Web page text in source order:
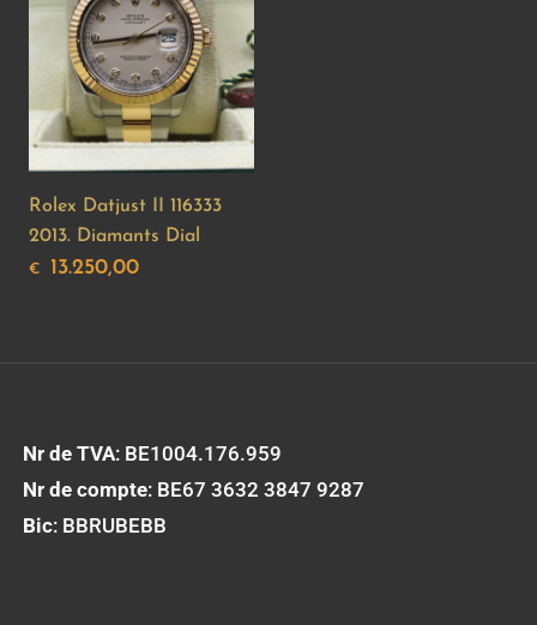
Rolex Datjust II 116333
2013. Diamants Dial
€ 13.250,00
Nr de TVA: BE1004.176.959
Nr de compte: BE67 3632 3847 9287
Bic: BBRUBEBB